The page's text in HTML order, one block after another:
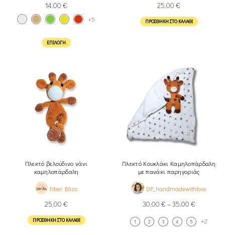
14,00 €
+5
ΕΠΙΛΟΓΉ
25,00 €
ΠΡΟΣΘΉΚΗ ΣΤΟ ΚΑΛΆΘΙ
Πλεκτό βελούδινο νάνι
καμηλοπάρδαλη
Fiber Bliss
25,00 €
ΠΡΟΣΘΉΚΗ ΣΤΟ ΚΑΛΆΘΙ
Πλεκτό Κουκλάκι Καμηλοπάρδαλη
με πανάκι παρηγοριάς
DP_handmadewithlove
30,00 € –35,00 €
1 2 3 4 5 +2